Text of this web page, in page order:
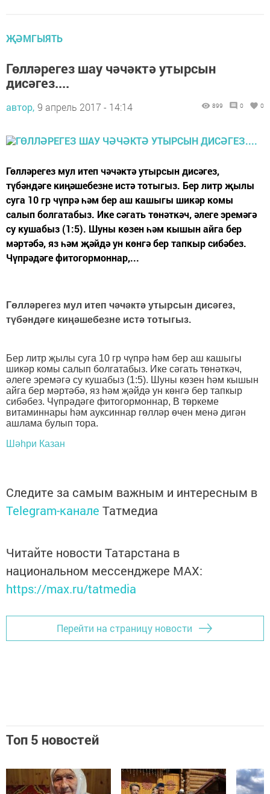
ҖӘМГЫЯТЬ
Гөлләрегез шау чәчәктә утырсын
дисәгез....
автор, 9 апрель 2017 - 14:14 899 0 0
Гөлләрегез мул итеп чәчәктә утырсын дисәгез,
түбәндәге киңәшебезне истә тотыгыз. Бер литр җылы
суга 10 гр чүпрә һәм бер аш кашыгы шикәр комы
салып болгатабыз. Ике сәгать төнәткәч, әлеге эремәгә
су кушабыз (1:5). Шуны көзен һәм кышын айга бер
мәртәбә, яз һәм җәйдә ун көнгә бер тапкыр сибәбез.
Чүпрәдәге фитогормоннар,...
Гөлләрегез мул итеп чәчәктә утырсын дисәгез,
түбәндәге киңәшебезне истә тотыгыз.
Бер литр җылы суга 10 гр чүпрә һәм бер аш кашыгы
шикәр комы салып болгатабыз. Ике сәгать төнәткәч,
әлеге эремәгә су кушабыз (1:5). Шуны көзен һәм кышын
айга бер мәртәбә, яз һәм җәйдә ун көнгә бер тапкыр
сибәбез. Чүпрәдәге фитогормоннар, В төркеме
витаминнары һәм ауксиннар гөлләр өчен менә дигән
ашлама булып тора.
Шәһри Казан
Следите за самым важным и интересным в
Telegram-канале Татмедиа
Читайте новости Татарстана в
национальном мессенджере MАХ:
https://max.ru/tatmedia
Перейти на страницу новости
Топ 5 новостей